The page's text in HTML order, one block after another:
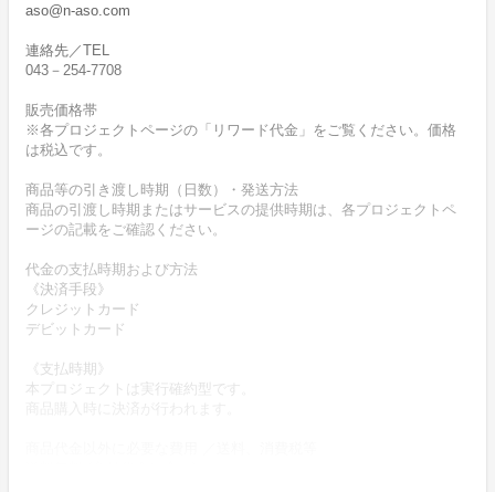
aso@n-aso.com
連絡先／TEL
043－254-7708
販売価格帯
※各プロジェクトページの「リワード代金」をご覧ください。価格
は税込です。
商品等の引き渡し時期（日数）・発送方法
商品の引渡し時期またはサービスの提供時期は、各プロジェクトペ
ージの記載をご確認ください。
代金の支払時期および方法
《決済手段》
クレジットカード
デビットカード
《支払時期》
本プロジェクトは実行確約型です。